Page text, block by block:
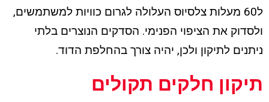
ל60 מעלות צלסיוס העלולה לגרום כוויות למשתמשים,
ולסדוק את הציפוי הפנימי. הסדקים הנוצרים בלתי
ניתנים לתיקון ולכן, יהיה צורך בהחלפת הדוד.
תיקון חלקים תקולים